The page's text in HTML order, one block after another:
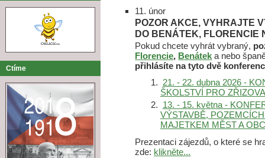
Ctíme
11. únor
POZOR AKCE, VYHRAJTE
DO BENÁTEK, FLORENCIE
Pokud chcete vyhrát vybraný,
Florencie, Benátek a nebo
přihlásíte na tyto dvě
21. - 22. dubna 2026 -
ŠKOLSTVÍ PRO
13. - 15. května -
VÝSTAVBĚ,
MAJETKEM MĚST A
Prezentaci zájezdů, o které se
zde: klikněte...